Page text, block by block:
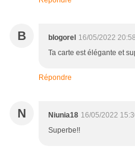
B blogorel 16/05/2022 20:58
Ta carte est élégante et
Répondre
N Niunia18 16/05/2022
Superbe!!